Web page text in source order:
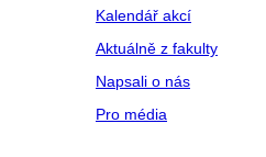
Kalendář akcí
Aktuálně z fakulty
Napsali o nás
Pro média